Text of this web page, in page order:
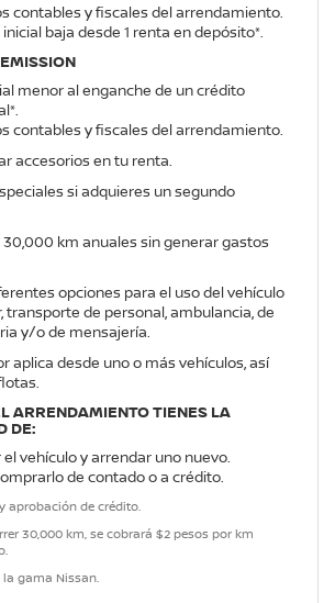
contables y fiscales del arrendamiento.
baja desde 1 renta en depósito*.
menor al enganche de un crédito
contables y fiscales del arrendamiento.
accesorios en tu renta.
si adquieres un segundo
km anuales sin generar gastos
opciones para el uso del vehículo
transporte de personal, ambulancia, de
y/o de mensajería.
aplica desde uno o más vehículos, así
ARRENDAMIENTO TIENES LA
DE:
el vehículo y arrendar uno nuevo.
de contado o a crédito.
aprobación de crédito.
30,000 km, se cobrará $2 pesos por km
gama Nissan.